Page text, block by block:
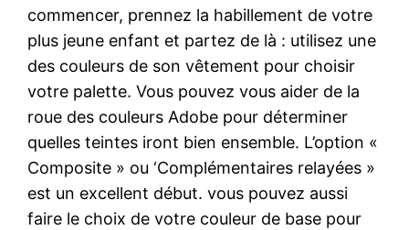
commencer, prennez la habillement de votre
plus jeune enfant et partez de là : utilisez une
des couleurs de son vêtement pour choisir
votre palette. Vous pouvez vous aider de la
roue des couleurs Adobe pour déterminer
quelles teintes iront bien ensemble. L’option «
Composite » ou ‘Complémentaires relayées »
est un excellent début. vous pouvez aussi
faire le choix de votre couleur de base pour